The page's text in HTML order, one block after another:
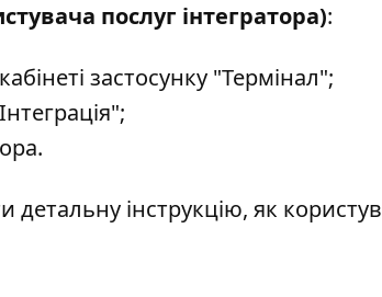
послуг інтегратора):
застосунку "Термінал";
інструкцію, як